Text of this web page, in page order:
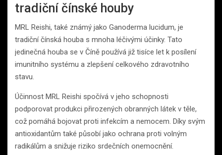
tradiční čínské houby
MRL Reishi, také známý jako Ganoderma lucidum, je
tradiční čínská houba s mnoha léčivými účinky. Tato
jedinečná houba se v Číně používá již tisíce let k posílení
imunitního systému a zlepšení celkového zdravotního
stavu.
Účinnost MRL Reishi spočívá v jeho schopnosti
podporovat produkci přirozených obranných látek v těle,
což pomáhá bojovat proti infekcím a nemocem. Díky svým
antioxidantům také působí jako ochrana proti volným
radikálům a snižuje riziko srdečních onemocnění.